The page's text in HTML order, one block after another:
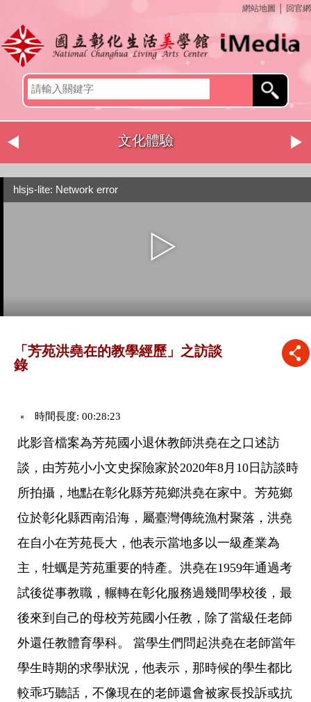
網站地圖 回官網
文化體驗
hlsjs-lite: Network error
「芳苑洪堯在的教學經歷」之訪談
錄
時間長度: 00:28:23
此影音檔案為芳苑國小退休教師洪堯在之口述訪
談，由芳苑小小文史探險家於2020年8月10日訪談時
所拍攝，地點在彰化縣芳苑鄉洪堯在家中。芳苑鄉
位於彰化縣西南沿海，屬臺灣傳統漁村聚落，洪堯
在自小在芳苑長大，他表示當地多以一級產業為
主，牡蠣是芳苑重要的特產。洪堯在1959年通過考
試後從事教職，輾轉在彰化服務過幾間學校後，最
後來到自己的母校芳苑國小任教，除了當級任老師
外還任教體育學科。 當學生們問起洪堯在老師當年
學生時期的求學狀況，他表示，那時候的學生都比
較乖巧聽話，不像現在的老師還會被家長投訴或抗